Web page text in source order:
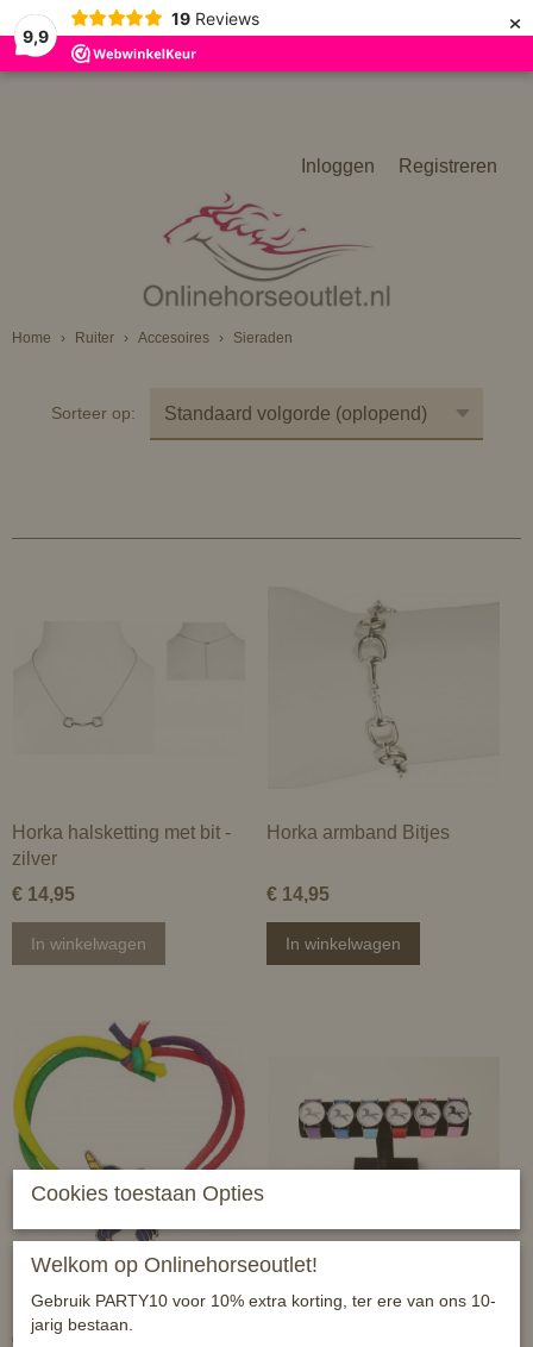
9,9
19 Reviews ×
Inloggen Registreren
Home › Ruiter › Accesoires › Sieraden
Sorteer op:
Horka halsketting met bit -
zilver
€ 14,95
In winkelwagen
Horka armband Bitjes
€ 14,95
In winkelwagen
HB Stemmingsarmband -
Unicorn -
€ 4,95
HB horloge - Unicorn
Cookies toestaan Opties
Welkom op Onlinehorseoutlet!
Gebruik PARTY10 voor 10% extra korting, ter ere van ons 10-
jarig bestaan.